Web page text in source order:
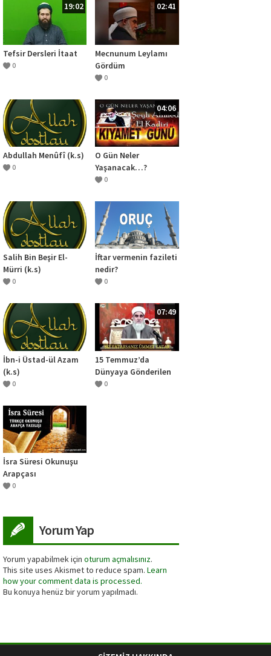
19:02
Tefsir Dersleri İtaat
0
02:41
Mecnunum Leylamı
Gördüm
0
Abdullah Menûfî (k.s)
0
04:06
O Gün Neler
Yaşanacak…?
0
Salih Bin Beşir El-
Mürri (k.s)
0
İftar vermenin fazileti
nedir?
0
İbn-i Üstad-ül Azam
(k.s)
0
07:49
15 Temmuz’da
Dünyaya Gönderilen
Mesaj.? (Şeyh Ahmed
0
İsra Süresi Okunuşu
Arapçası
0
Yorum Yap
Yorum yapabilmek için oturum açmalısınız.
This site uses Akismet to reduce spam. Learn
how your comment data is processed.
Bu konuya henüz bir yorum yapılmadı.